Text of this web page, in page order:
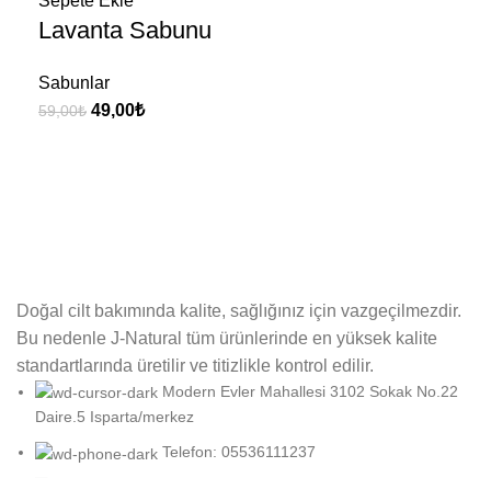
Lavanta Sabunu
Sabunlar
59,00₺ 49,00₺
Doğal cilt bakımında kalite, sağlığınız için vazgeçilmezdir.
Bu nedenle J-Natural tüm ürünlerinde en yüksek kalite
standartlarında üretilir ve titizlikle kontrol edilir.
Modern Evler Mahallesi 3102 Sokak No.22
Daire.5 Isparta/merkez
Telefon: 05536111237